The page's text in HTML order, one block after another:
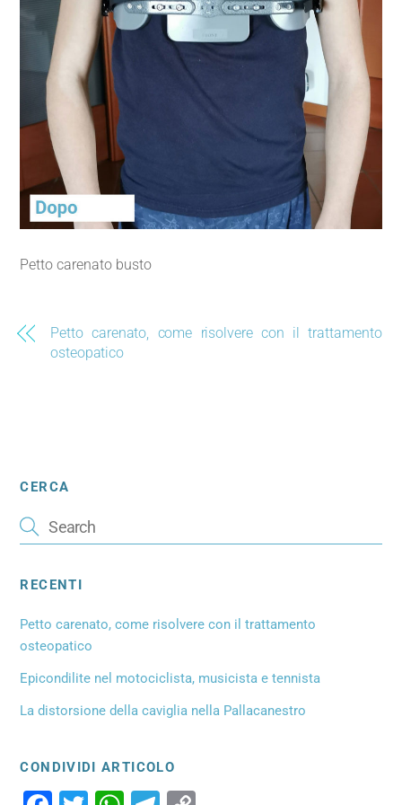
Petto carenato busto
Petto carenato, come risolvere con il trattamento
osteopatico
CERCA
RECENTI
Petto carenato, come risolvere con il trattamento
osteopatico
Epicondilite nel motociclista, musicista e tennista
La distorsione della caviglia nella Pallacanestro
CONDIVIDI ARTICOLO